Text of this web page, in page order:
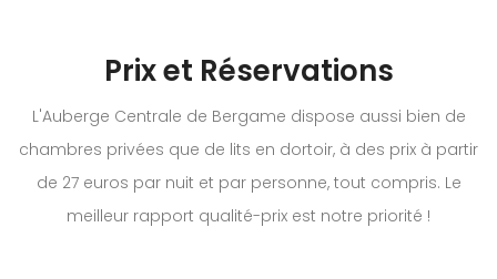
Prix et Réservations
L'Auberge Centrale de Bergame dispose aussi bien de
chambres privées que de lits en dortoir, à des prix à partir
de 27 euros par nuit et par personne, tout compris. Le
meilleur rapport qualité-prix est notre priorité !